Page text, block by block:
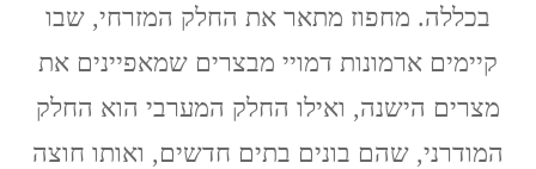
בכללה. מחפוז מתאר את החלק המזרחי, שבו
קיימים ארמונות דמויי מבצרים שמאפיינים את
מצרים הישנה, ואילו החלק המערבי הוא החלק
המודרני, שהם בונים בתים חדשים, ואותו חוצה